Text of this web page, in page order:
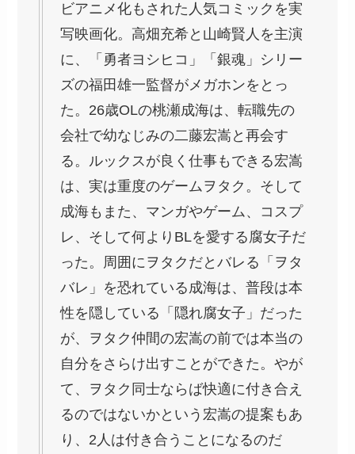
ビアニメ化もされた人気コミックを実
写映画化。高畑充希と山崎賢人を主演
に、「勇者ヨシヒコ」「銀魂」シリー
ズの福田雄一監督がメガホンをとっ
た。26歳OLの桃瀬成海は、転職先の
会社で幼なじみの二藤宏嵩と再会す
る。ルックスが良く仕事もできる宏嵩
は、実は重度のゲームヲタク。そして
成海もまた、マンガやゲーム、コスプ
レ、そして何よりBLを愛する腐女子だ
った。周囲にヲタクだとバレる「ヲタ
バレ」を恐れている成海は、普段は本
性を隠している「隠れ腐女子」だった
が、ヲタク仲間の宏嵩の前では本当の
自分をさらけ出すことができた。やが
て、ヲタク同士ならば快適に付き合え
るのではないかという宏嵩の提案もあ
り、2人は付き合うことになるのだ